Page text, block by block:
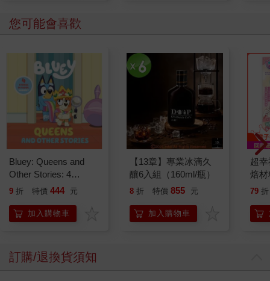
您可能會喜歡
Bluey: Queens and
Other Stories: 4
Stories in 1 Book.
9 折 特價 444 元
加入購物車
【13章】專業冰滴久
釀6入組（160ml/瓶）
8 折 特價 855 元
加入購物車
超
焙
愛
79 折
訂購/退換貨須知